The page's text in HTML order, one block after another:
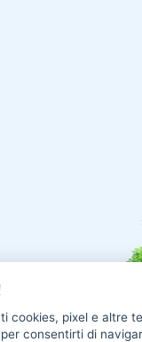
cookies, pixel e altre
consentirti di